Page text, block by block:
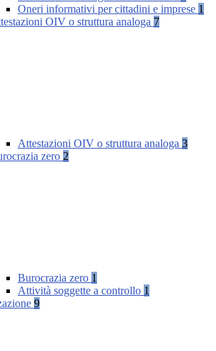
Oneri informativi per cittadini e imprese 1
OIV o struttura analoga 7
Attestazioni OIV o struttura analoga 3
zero 2
Burocrazia zero 1
Attività soggette a controllo 1
9